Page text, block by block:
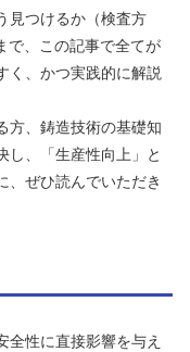
見つけるか（検査方
で、この記事で全てが
く、かつ実践的に解説
方、鋳造技術の基礎知
し、「生産性向上」と
、ぜひ読んでいただき
全性に直接影響を与え